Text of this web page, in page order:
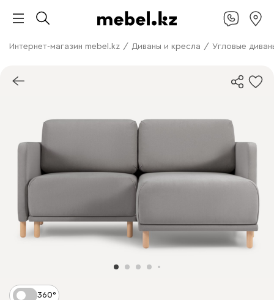
Интернет-магазин mebel.kz / Диваны и кресла / Угловые
360°